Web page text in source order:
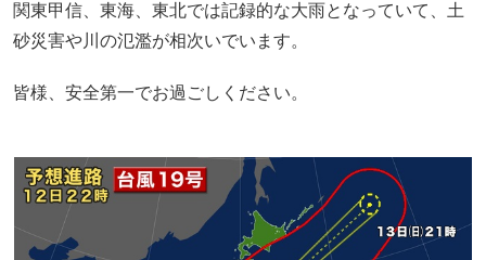
関東甲信、東海、東北では記録的な大雨となっていて、土
砂災害や川の氾濫が相次いでいます。
皆様、安全第一でお過ごしください。